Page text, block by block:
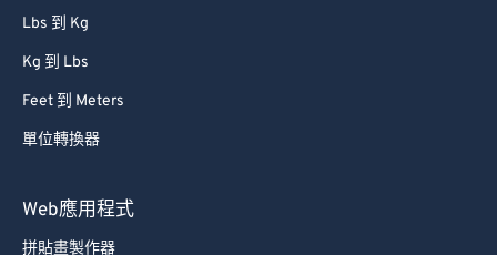
Lbs 到 Kg
Kg 到 Lbs
Feet 到 Meters
單位轉換器
Web應用程式
拼貼畫製作器